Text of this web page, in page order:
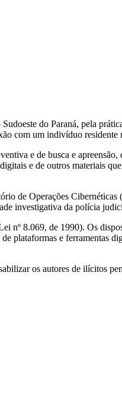
do Paraná, pela
com um indivíduo
e de busca e
e de outros materiais
de Operações
investigativa da polícia
nº 8.069, de 1990). Os
plataformas e ferramentas
os autores de ilícitos